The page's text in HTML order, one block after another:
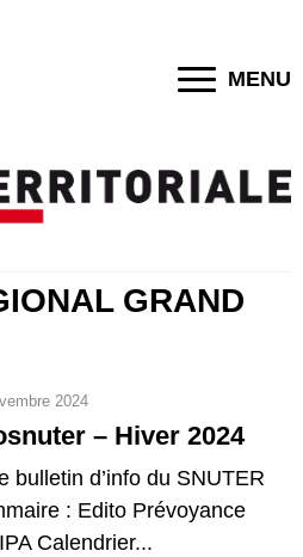
MENU
GRAND
2024
– Hiver 2024
bulletin d’info du SNUTER
: Edito Prévoyance
Calendrier...